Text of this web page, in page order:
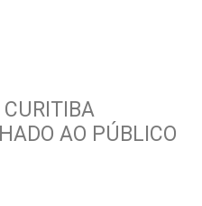
AO PÚBLICO